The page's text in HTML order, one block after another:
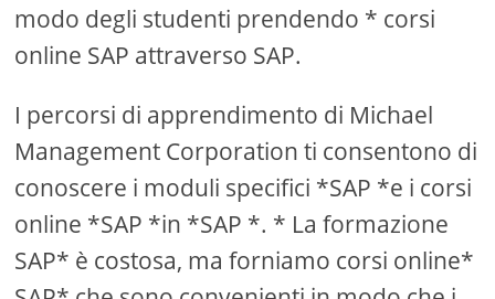
modo degli studenti prendendo * corsi
online SAP attraverso SAP.
I percorsi di apprendimento di Michael
Management Corporation ti consentono di
conoscere i moduli specifici *SAP *e i corsi
online *SAP *in *SAP *. * La formazione
SAP* è costosa, ma forniamo corsi online*